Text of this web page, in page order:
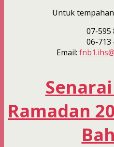
Untuk
07-595
06-713
Email:
Ramadan